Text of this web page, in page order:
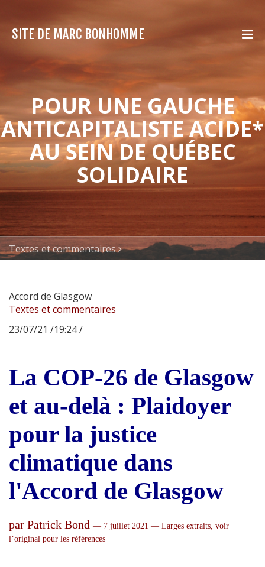
SITE DE MARC BONHOMME
POUR UNE GAUCHE
ANTICAPITALISTE ACIDE*
AU SEIN DE QUÉBEC
SOLIDAIRE
Textes et commentaires
Accord de Glasgow
Textes et commentaires
23/07/21 /19:24 /
La COP-26 de Glasgow
et au-delà : Plaidoyer
pour la justice
climatique dans
l'Accord de Glasgow
par Patrick Bond — 7 juillet 2021 — Larges extraits, voir
l’original pour les références
-----------------------